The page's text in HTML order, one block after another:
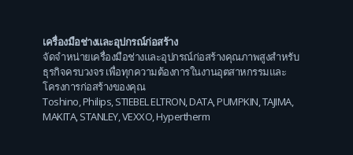
เครื่องมือช่างและอุปกรณ์ก่อสร้าง
จัดจำหน่ายเครื่องมือช่างและอุปกรณ์ก่อสร้างคุณภาพสูงสำหรับ
ธุรกิจครบวงจร เพื่อทุกความต้องการในงานอุตสาหกรรมและ
โครงการก่อสร้างของคุณ
Toshino,Philips,STIEBEL ELTRON,DATA,PUMPKIN,TAJIMA,
MAKITA,STANLEY,VEXXO,Hypertherm